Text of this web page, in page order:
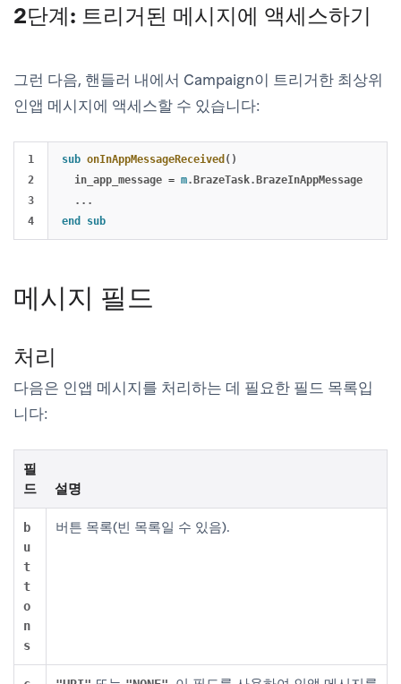
2단계: 트리거된 메시지에 액세스하기
그런 다음, 핸들러 내에서 Campaign이 트리거한 최상위
인앱 메시지에 액세스할 수 있습니다:
1
2
3
sub onInAppMessageReceived ()
in_app_message = m.BrazeTask.BrazeInAppMessage
...
end
sub
메시지 필드
처리
다음은 인앱 메시지를 처리하는 데 필요한 필드 목록입
니다:
필
드
설명
b
u
t
t
o
n
s
버튼 목록(빈 목록일 수 있음).